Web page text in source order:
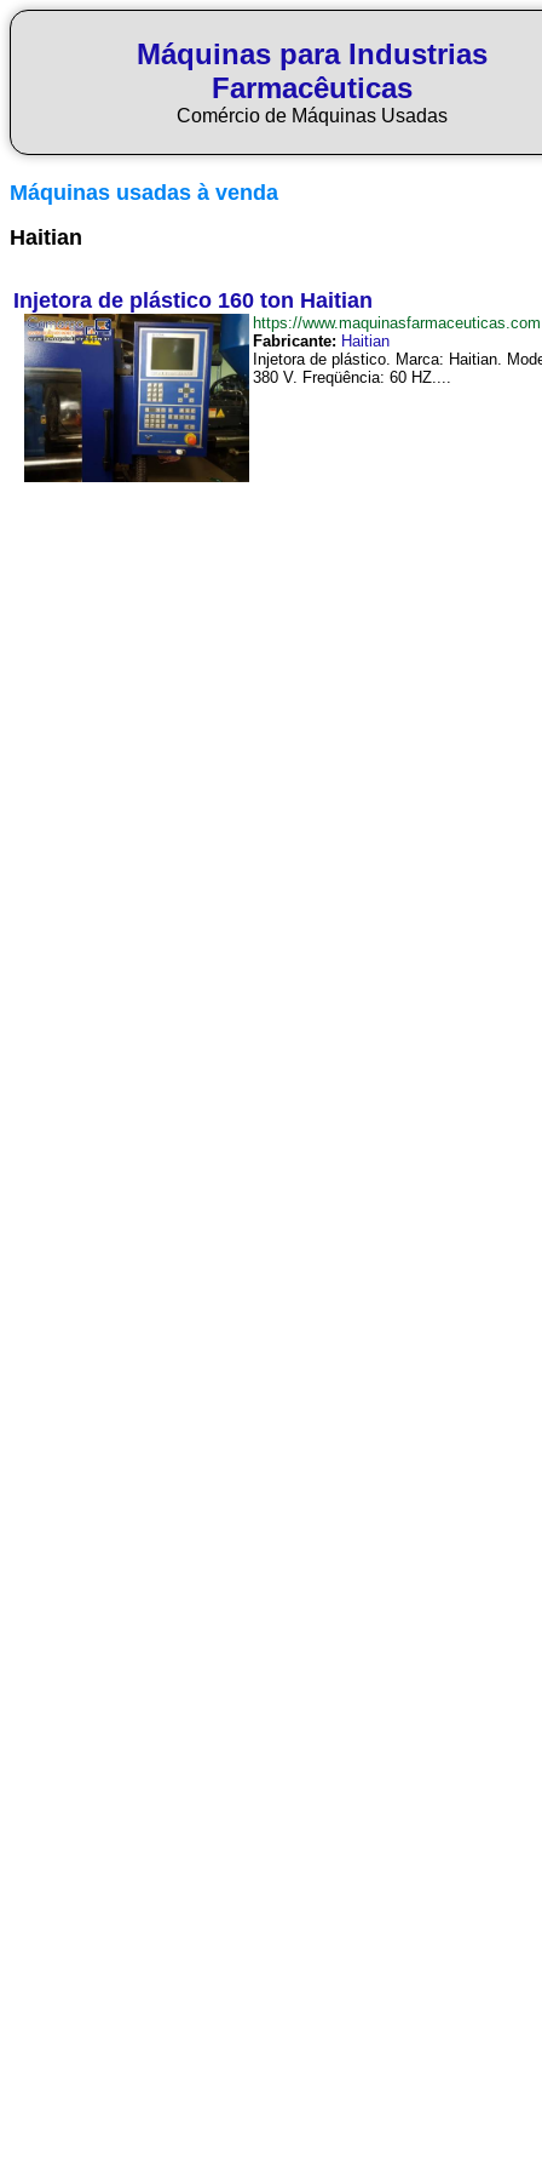
Máquinas para Industrias
Farmacêuticas
Comércio de Máquinas Usadas
Máquinas usadas à venda
Haitian
Injetora de plástico 160 ton Haitian
https://
Fabricante: Haitian
Injetora de plástico. Marca: Haitian.
380 V. Freqüência: 60 HZ....